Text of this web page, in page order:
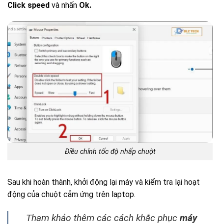
Click speed và nhấn Ok.
Điều chỉnh tốc độ nhấp chuột
Sau khi hoàn thành, khởi động lại máy và kiểm tra lại hoạt
động của chuột cảm ứng trên laptop.
Tham khảo thêm các cách khắc phục máy